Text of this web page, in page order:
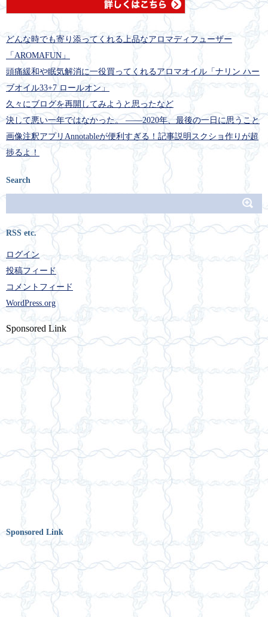
どんな時でも寄り添ってくれる上品なアロマディフューザー
「AROMAFUN」
頭痛緩和や眠気解消に一役買ってくれるアロマオイル「ナリン ハー
ブオイル33+7 ロールオン」
久々にブログを再開してみようと思ったなど
決して悪い一年ではなかった。 ――2020年、最後の一日に思うこと
画像注釈アプリAnnotableが便利すぎる！記事説明スクショ作りが超
捗るよ！
Search
RSS etc.
ログイン
投稿フィード
コメントフィード
WordPress.org
Sponsored Link
Sponsored Link